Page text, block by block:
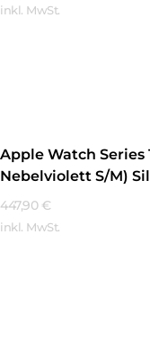
inkl. MwSt.
Apple Watch Series
Nebelviolett S/M)
447,90 €
inkl. MwSt.